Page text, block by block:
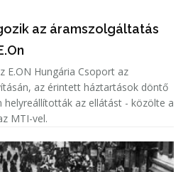
az áramszolgáltatás
E.ON Hungária Csoport az
az érintett háztartások döntő
helyreállították az ellátást - közölte a
MTI-vel.